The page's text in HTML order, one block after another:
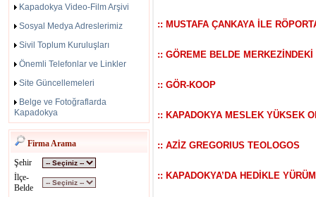
Kapadokya Video-Film Arşivi
Sosyal Medya Adreslerimiz
Sivil Toplum Kuruluşları
Önemli Telefonlar ve Linkler
Site Güncellemeleri
Belge ve Fotoğraflarda
Kapadokya
Firma Arama
Şehir
İlçe-
Belde
:: MUSTAFA ÇANKAYA İLE
:: GÖREME BELDE
:: GÖR-KOOP
:: KAPADOKYA MESLEK YÜKSEK
:: AZİZ GREGORIUS TEOLOGOS
:: KAPADOKYA’DA HEDİKLE